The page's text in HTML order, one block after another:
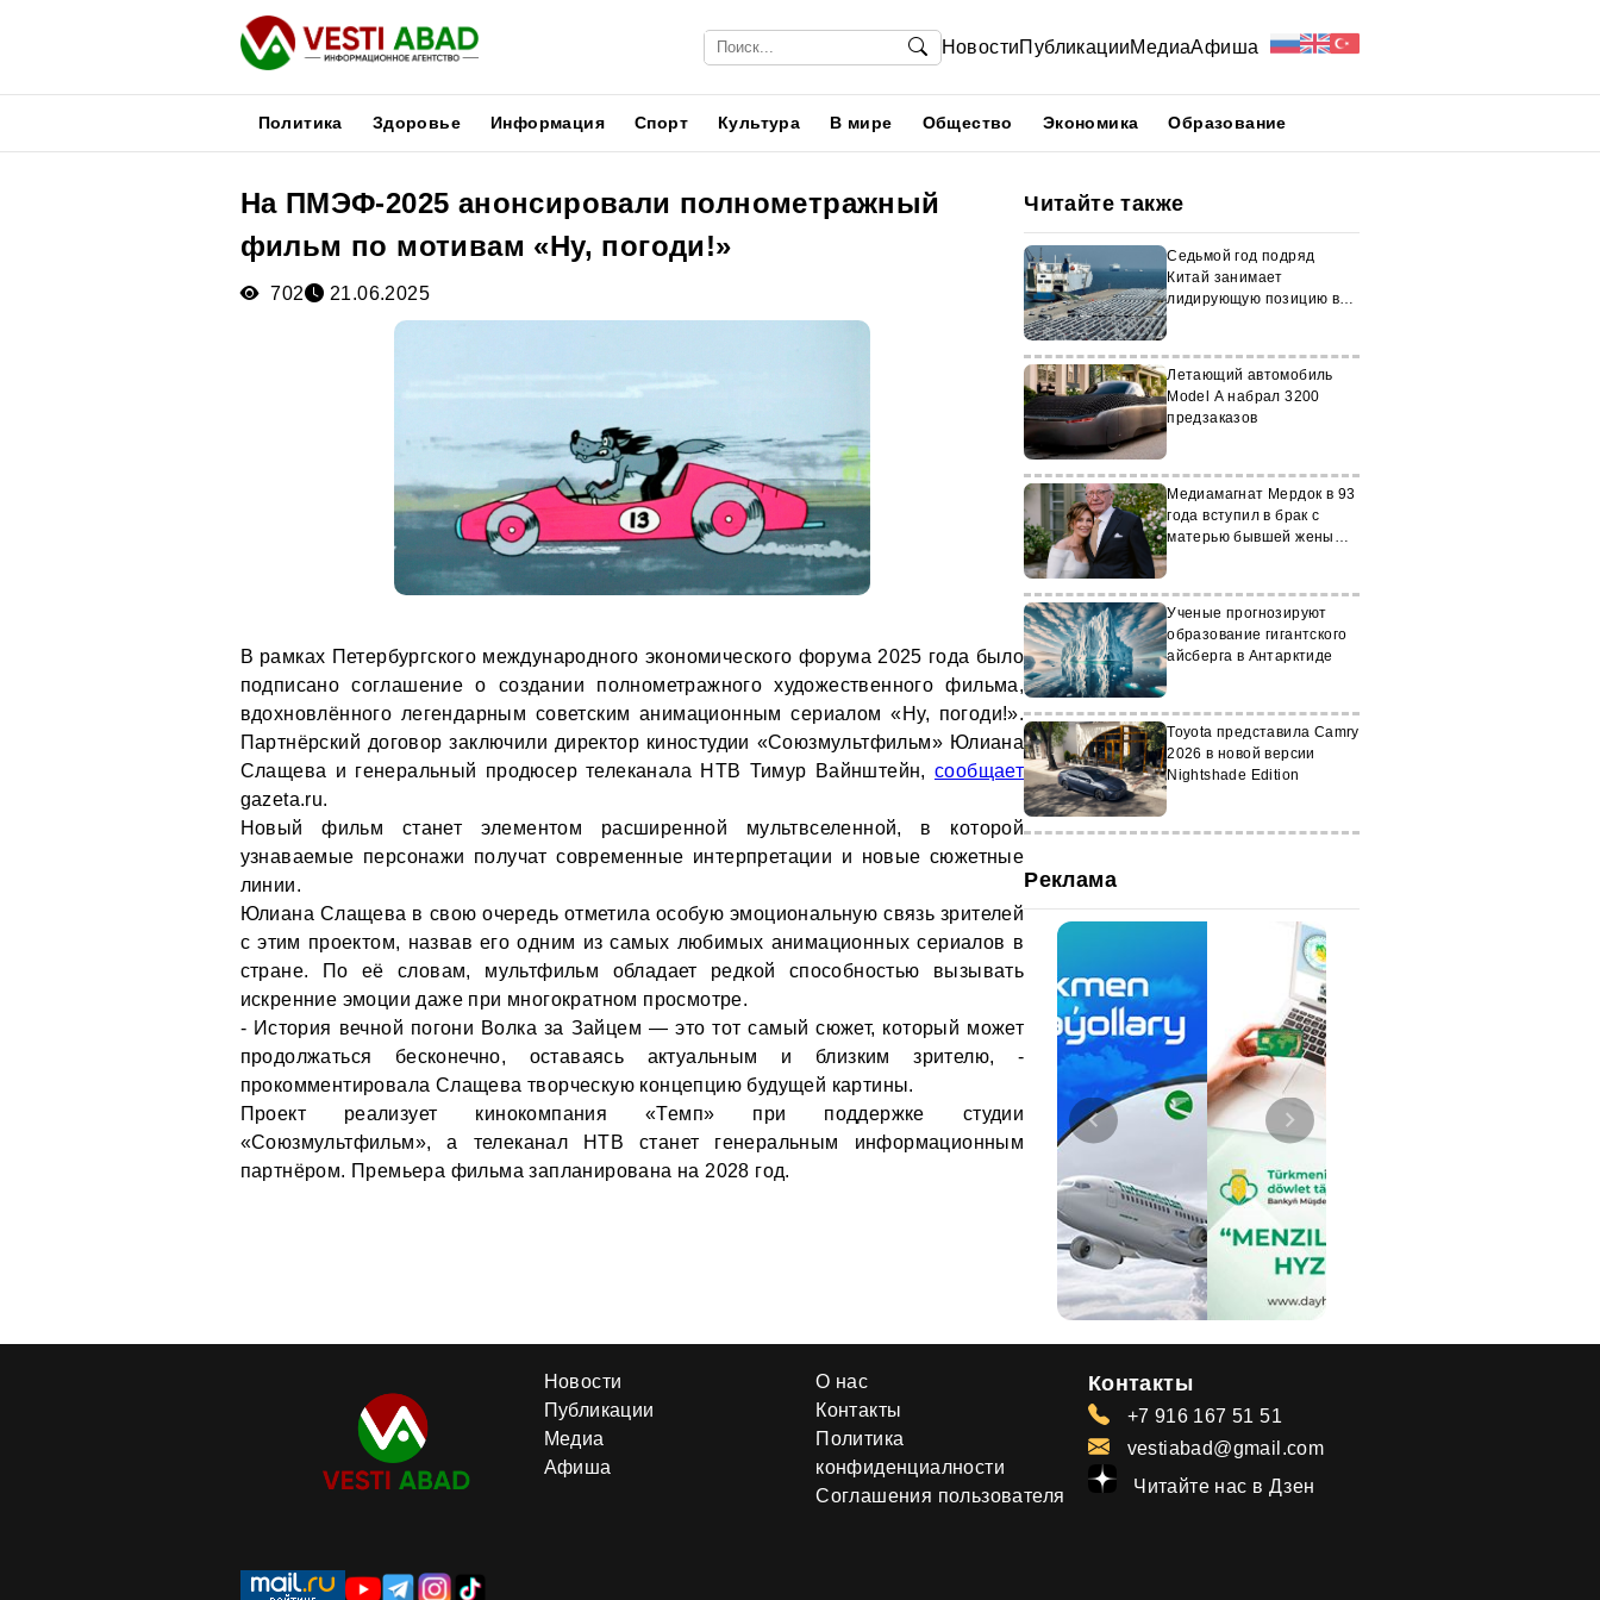
НовостиПубликацииМедиаАфиша
Политика Здоровье Информация Спорт Культура В мире Общество Экономика Образование
На ПМЭФ-2025 анонсировали полнометражный
фильм по мотивам «Ну, погоди!»
702 21.06.2025
В рамках Петербургского международного экономического форума 2025 года было
подписано соглашение о создании полнометражного художественного фильма,
вдохновлённого легендарным советским анимационным сериалом «Ну, погоди!».
Партнёрский договор заключили директор киностудии «Союзмультфильм» Юлиана
Слащева и генеральный продюсер телеканала НТВ Тимур Вайнштейн, сообщает
gazeta.ru.
Новый фильм станет элементом расширенной мультвселенной, в которой
узнаваемые персонажи получат современные интерпретации и новые сюжетные
линии.
Юлиана Слащева в свою очередь отметила особую эмоциональную связь зрителей
с этим проектом, назвав его одним из самых любимых анимационных сериалов в
стране. По её словам, мультфильм обладает редкой способностью вызывать
искренние эмоции даже при многократном просмотре.
- История вечной погони Волка за Зайцем — это тот самый сюжет, который может
продолжаться бесконечно, оставаясь актуальным и близким зрителю, -
прокомментировала Слащева творческую концепцию будущей картины.
Проект реализует кинокомпания «Темп» при поддержке студии
«Союзмультфильм», а телеканал НТВ станет генеральным информационным
партнёром. Премьера фильма запланирована на 2028 год.
Читайте также
Седьмой год подряд
Китай занимает
лидирующую позицию в
Летающий автомобиль
Model A набрал 3200
предзаказов
Медиамагнат Мердок в 93
года вступил в брак с
матерью бывшей жены
Ученые прогнозируют
образование гигантского
айсберга в Антарктиде
Toyota представила Camry
2026 в новой версии
Nightshade Edition
Реклама
Новости
Публикации
Медиа
Афиша
О нас
Контакты
Политика
конфиденциалности
Соглашения пользователя
Контакты
+7 916 167 51 51
vestiabad@gmail.com
Читайте нас в Дзен